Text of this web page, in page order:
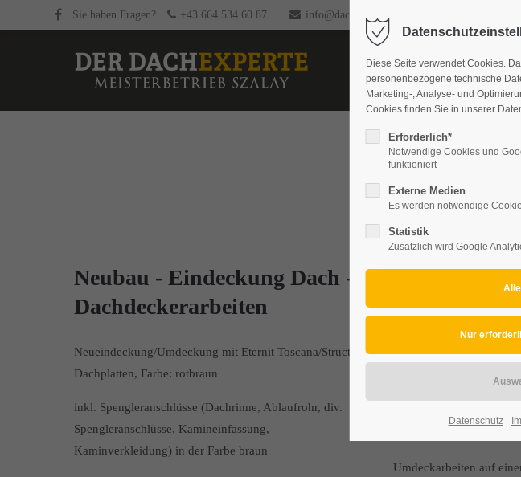
Sie haben Fragen? +43 664 534 60 87 info@dachexperte.at
Neubau - Eindeckung Dach -
Dachdeckerarbeiten
Neueindeckung/Umdeckung mit Eternit Toscana/Structa
Dachplatten, Farbe: rotbraun
inkl. Spengleranschlüsse (Dachrinne, Ablaufrohr, div.
Spengleranschlüsse, Kamineinfassung,
Kaminverkleidung) in der Farbe braun
Die Familie Sch. & N.
Eternit übernimmt die
gewesen und euer
Umdeckarbeiten auf
Diese Seite verwendet Cookies.
personenbezogene technische
Marketing-, Analyse- und
Cookies finden Sie in unserer
Erforderlich*
Notwendige Cookies und
funktioniert
Externe Medien
Es werden notwendige
Statistik
Zusätzlich wird Google
Datenschutz